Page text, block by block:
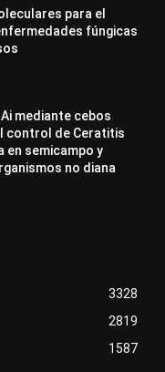
para el
fúngicas
mediante cebos
control de Ceratitis
en semicampo y
no diana
3328
2819
1587